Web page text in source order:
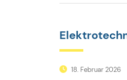
18. Februar 2026